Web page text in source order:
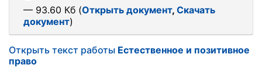
— 93.60 Кб (Открыть документ, Скачать
документ)
Открыть текст работы Естественное и позитивное
право